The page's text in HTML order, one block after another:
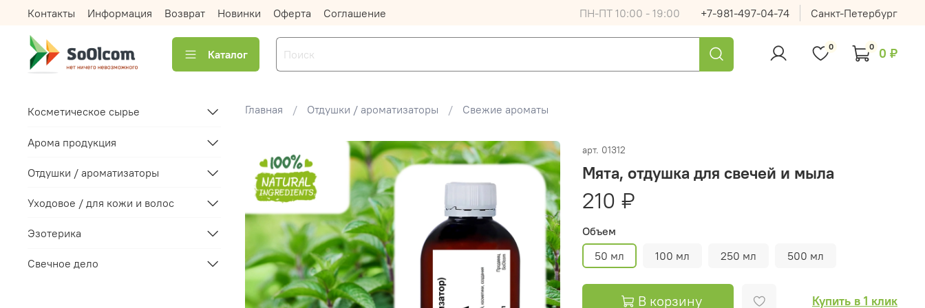
Контакты Информация Возврат Новинки Оферта Соглашение ПН-ПТ 10:00 - 19:00 +7-981-497-04-74 Санкт-Петербург
Каталог
0 0 0 ₽
Главная Отдушки / ароматизаторы Свежие ароматы
арт. 01312
Мята, отдушка для свечей и мыла
210 ₽
Объем
50 мл
100 мл 250 мл 500 мл
В корзину Купить в 1 клик
Косметическое сырье
Арома продукция
Отдушки / ароматизаторы
Уходовое / для кожи и волос
Эзотерика
Свечное дело